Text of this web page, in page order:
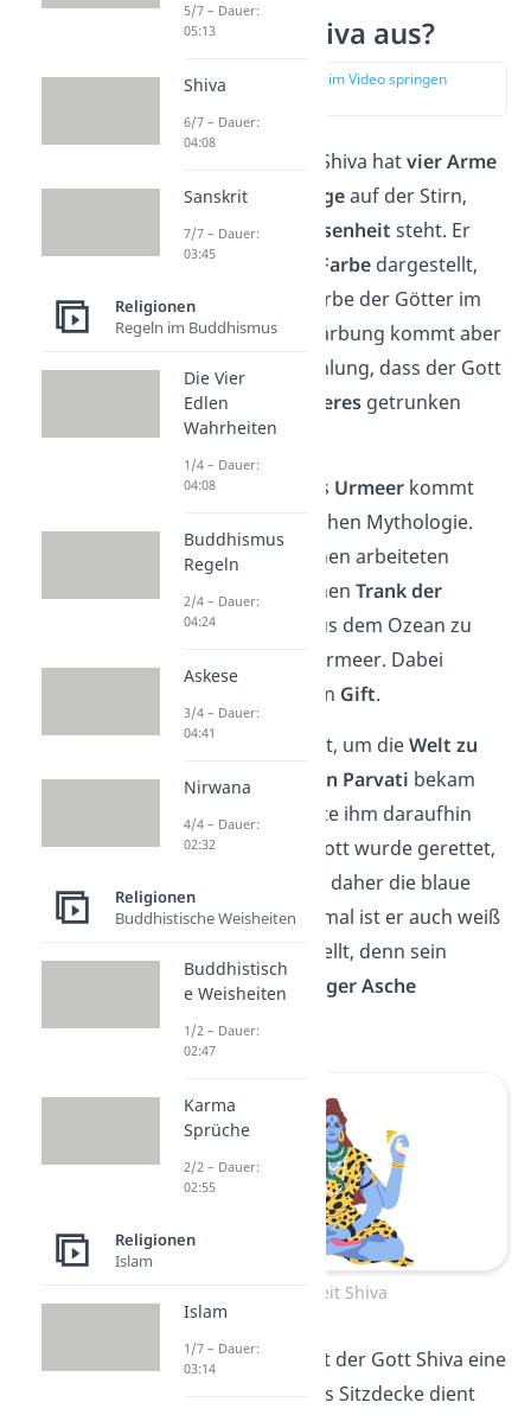
Wie sieht Shiva aus?
zur Stelle im Video springen
Der indische Gott Shiva hatvier Arme
und eindrittes Augeauf der Stirn,
welches für
Allwissenheit steht. Er
wird oft in
blauer Farbedargestellt,
denn das ist die Farbe der Götter im
Hinduismus. Die Färbung kommt aber
auch aus der Erzählung, dass der Gott
dasGift des Urmeeresgetrunken
haben soll.
Gut zu wissen:
Das Urmeerkommt
aus der hinduistischen Mythologie.
Götter und Dämonen arbeiteten
zusammen, um einen Trank der
Unsterblichkeit
aus dem Ozean zu
gewinnen — das Urmeer. Dabei
entstand jedoch ein Gift.
Shiva trank das Gift, um dieWelt zu
retten. Seine Gattin Parvati bekam
das mit und drückte ihm daraufhin
den Hals zu. Der Gott wurde gerettet,
lief aber blau an — daher die blaue
Hautfarbe. Manchmal ist er auch weiß
dargestellt, denn sein
Körper ist mitheiliger Asche
eingerieben.
Gottheit Shiva
Auf dem Kopf trägt der Gott Shiva eine
und als Sitzdecke dient
5/7 – Dauer:
05:13
Shiva
6/7 – Dauer:
04:08
Sanskrit
7/7 – Dauer:
03:45
Religionen
Regeln im Buddhismus
Die Vier
Edlen
Wahrheiten
1/4 – Dauer:
04:08
Buddhismus
Regeln
2/4 – Dauer:
04:24
Askese
3/4 – Dauer:
04:41
Nirwana
4/4 – Dauer:
02:32
Religionen
Buddhistische Weisheiten
Buddhistisch
e Weisheiten
1/2 – Dauer:
02:47
Karma
Sprüche
2/2 – Dauer:
02:55
Religionen
Islam
Islam
1/7 – Dauer:
03:14